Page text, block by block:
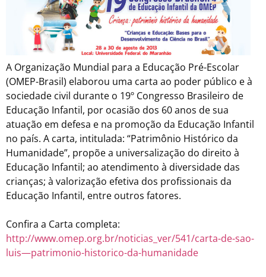
A Organização Mundial para a Educação Pré-Escolar
(OMEP-Brasil) elaborou uma carta ao poder público e à
sociedade civil durante o 19º Congresso Brasileiro de
Educação Infantil, por ocasião dos 60 anos de sua
atuação em defesa e na promoção da Educação Infantil
no país. A carta, intitulada: “Patrimônio Histórico da
Humanidade”, propõe a universalização do direito à
Educação Infantil; ao atendimento à diversidade das
crianças; à valorização efetiva dos profissionais da
Educação Infantil, entre outros fatores.
Confira a Carta completa:
http://www.omep.org.br/noticias_ver/541/carta-de-sao-
luis—patrimonio-historico-da-humanidade